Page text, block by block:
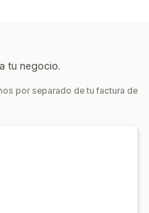
de rendimiento
Beneficios por niveles
de producto
tu negocio.
por separado de tu factura de